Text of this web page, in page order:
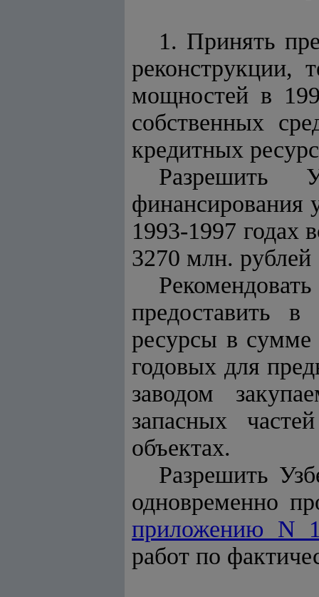
1. Принять
реконструкции,
мощностей в
собственных
кредитных
Разрешить
финансирования
1993-1997 годах
3270 млн. рублей
предоставить
ресурсы в сумме
годовых для
заводом
запасных
объектах.
Разрешить
одновременно
приложению N
работ по